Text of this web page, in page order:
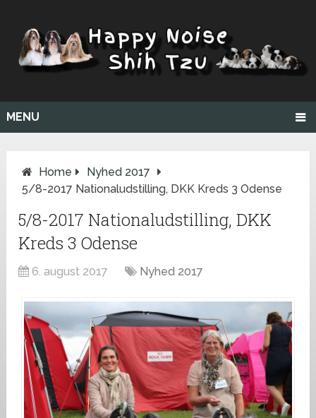
MENU
Home
Nyhed 2017
5/8-2017 Nationaludstilling, DKK Kreds 3 Odense
5/8-2017 Nationaludstilling, DKK
Kreds 3 Odense
6. august 2017 Nyhed 2017